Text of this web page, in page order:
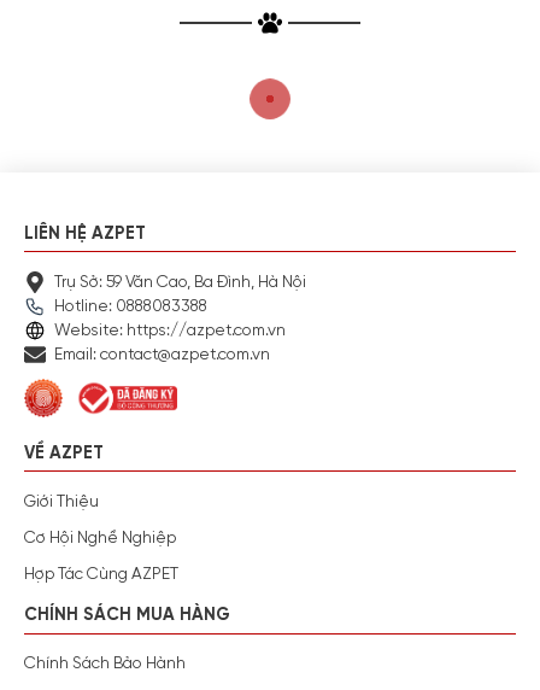
LIÊN HỆ AZPET
Trụ Sở: 59 Văn Cao, Ba Đình, Hà Nội
Hotline: 0888083388
Website: https://azpet.com.vn
Email: contact@azpet.com.vn
VỀ AZPET
Giới Thiệu
Cơ Hội Nghề Nghiệp
Hợp Tác Cùng AZPET
CHÍNH SÁCH MUA HÀNG
Chính Sách Bảo Hành